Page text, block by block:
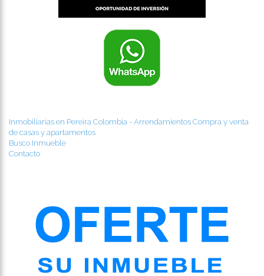
Inmobiliarias en Pereira Colombia - Arrendamientos Compra y venta
de casas y apartamentos
Busco Inmueble
Contacto